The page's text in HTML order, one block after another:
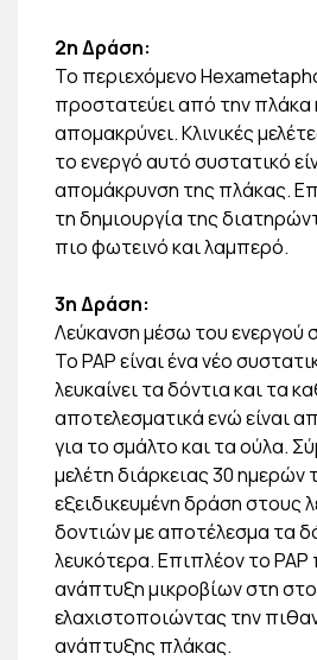
2η Δράση:
Το περιεχόμενο
προστατεύει από την πλάκα
απομακρύνει. Κλινικές
το ενεργό αυτό συστατικό
απομάκρυνση της πλάκας.
τη δημιουργία της
πιο φωτεινό και λαμπερό.
3η Δράση:
Λεύκανση μέσω του ενεργού
Το PAP είναι ένα νέο
λευκαίνει τα δόντια και τα
αποτελεσματικά ενώ είναι
για το σμάλτο και τα ούλα.
μελέτη διάρκειας 30 ημερών
εξειδικευμένη δράση στους
δοντιών με αποτέλεσμα τα
λευκότερα. Επιπλέον το PAP
ανάπτυξη μικροβίων στη
ελαχιστοποιώντας την
ανάπτυξης πλάκας.